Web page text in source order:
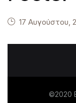
17 Αυγούστου,
©2020